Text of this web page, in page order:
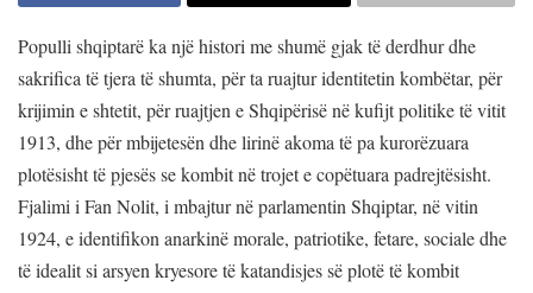
Populli shqiptarë ka një histori me shumë gjak të derdhur dhe
sakrifica të tjera të shumta, për ta ruajtur identitetin kombëtar, për
krijimin e shtetit, për ruajtjen e Shqipërisë në kufijt politike të vitit
1913, dhe për mbijetesën dhe lirinë akoma të pa kurorëzuara
plotësisht të pjesës se kombit në trojet e copëtuara padrejtësisht.
Fjalimi i Fan Nolit, i mbajtur në parlamentin Shqiptar, në vitin
1924, e identifikon anarkinë morale, patriotike, fetare, sociale dhe
të idealit si arsyen kryesore të katandisjes së plotë të kombit